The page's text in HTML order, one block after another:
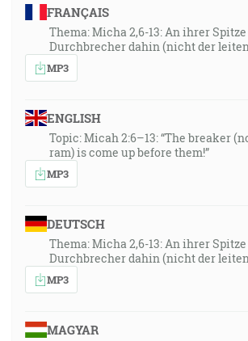
FRANÇAIS
Thema: Micha 2,6-13: An ihrer
Durchbrecher dahin (nicht der
MP3
ENGLISH
Topic: Micah 2:6–13: “The breaker
ram) is come up before them!”
MP3
DEUTSCH
Thema: Micha 2,6-13: An ihrer
Durchbrecher dahin (nicht der
MP3
MAGYAR